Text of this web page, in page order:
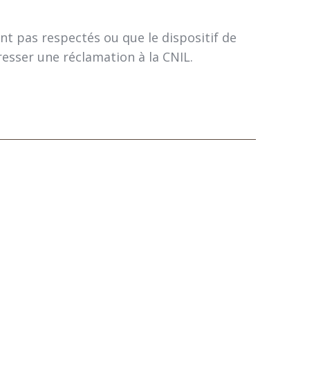
pas respectés ou que le dispositif de
une réclamation à la CNIL.